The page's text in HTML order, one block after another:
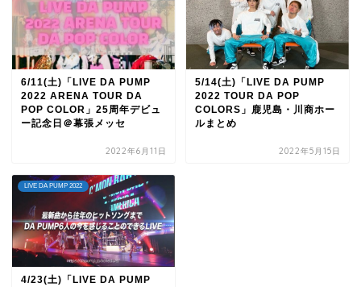
6/11(土)「LIVE DA PUMP
2022 ARENA TOUR DA
POP COLOR」25周年デビュ
ー記念日＠幕張メッセ
2022年6月11日
5/14(土)「LIVE DA PUMP
2022 TOUR DA POP
COLORS」⿅児島・川商ホー
ルまとめ
2022年5月15日
LIVE DA PUMP 2022
4/23(土)「LIVE DA PUMP